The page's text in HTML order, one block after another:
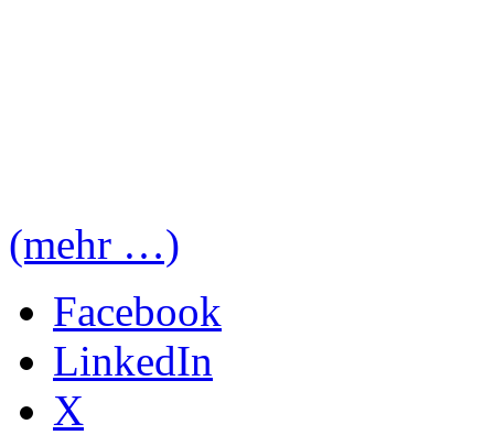
(mehr …)
Facebook
LinkedIn
X